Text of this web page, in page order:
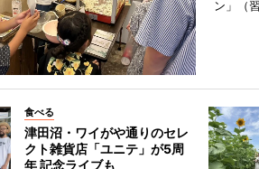
ン」（
食べる
津田沼・ワイがや通りのセレ
クト雑貨店「ユニテ」が5周
年 記念ライブも